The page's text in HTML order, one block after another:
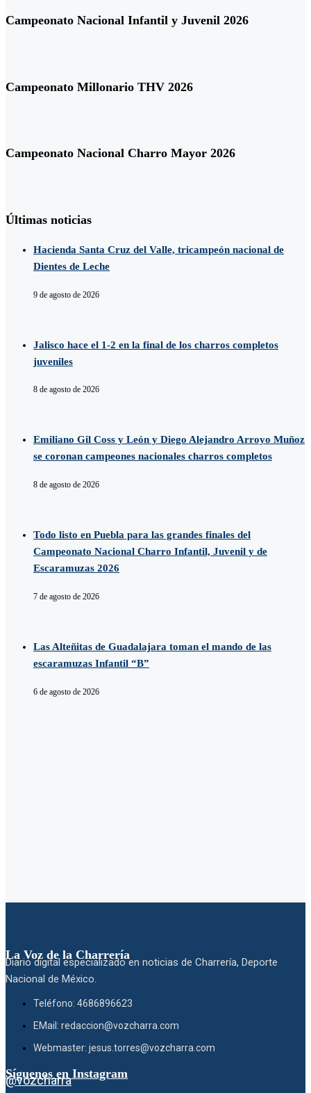
Campeonato Nacional Infantil y Juvenil 2026
Campeonato Millonario THV 2026
Campeonato Nacional Charro Mayor 2026
Últimas noticias
Hacienda Santa Cruz del Valle, tricampeón nacional de
Dientes de Leche
9 de agosto de 2026
Jalisco hace el 1-2 en la final de los charros completos
juveniles
8 de agosto de 2026
Emiliano Gil Coss y León y Diego Alejandro Arroyo Muñoz
se coronan campeones nacionales charros completos
8 de agosto de 2026
Todo listo en Puebla para las grandes finales del
Campeonato Nacional Charro Infantil, Juvenil y de
Escaramuzas 2026
7 de agosto de 2026
Las Alteñitas de Guadalajara toman el mando de las
escaramuzas Infantil “B”
6 de agosto de 2026
La Voz de la Charrería
Diario digital especializado en noticias de Charrería, Deporte
Nacional de México.
Teléfono: 4686896623
EMail: redaccion@vozcharra.com
Webmaster: jesus.torres@vozcharra.com
Síguenos en Instagram
@vozcharra